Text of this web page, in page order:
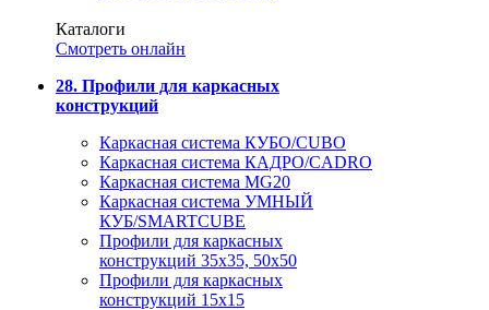
Каталоги
Смотреть онлайн
28. Профили для каркасных
конструкций
Каркасная система КУБО/CUBO
Каркасная система КАДРО/CADRO
Каркасная система MG20
Каркасная система УМНЫЙ
КУБ/SMARTCUBE
Профили для каркасных
конструкций 35x35, 50x50
Профили для каркасных
конструкций 15х15